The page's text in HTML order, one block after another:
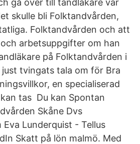
gå över till tandläkare var
skulle bli Folktandvården,
Folktandvården och att
arbetsuppgifter om han
på Folktandvården i
tvingats tala om för Bra
en specialiserad
tas Du kan Spontan
Skåne Dvs
Lunderquist - Tellus
Skatt på lön malmö. Med